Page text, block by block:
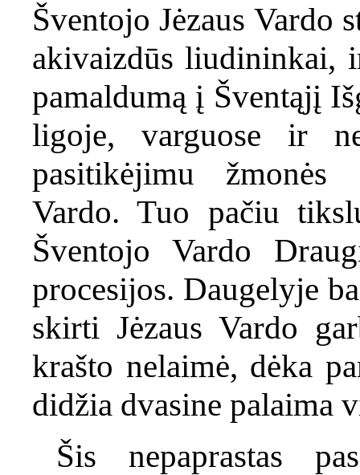
Šventojo Jėzaus Vardo
akivaizdūs liudininkai,
pamaldumą į Šventąjį
ligoje, varguose ir
pasitikėjimu žmonės
Vardo. Tuo pačiu
Šventojo Vardo
procesijos. Daugelyje
skirti Jėzaus Vardo
krašto nelaimė, dėka
didžia dvasine palaima
Šis nepaprastas